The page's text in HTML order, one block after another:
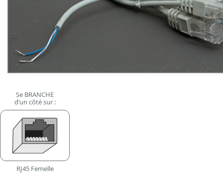
Se BRANCHE
d’un côté sur :
RJ45 Femelle